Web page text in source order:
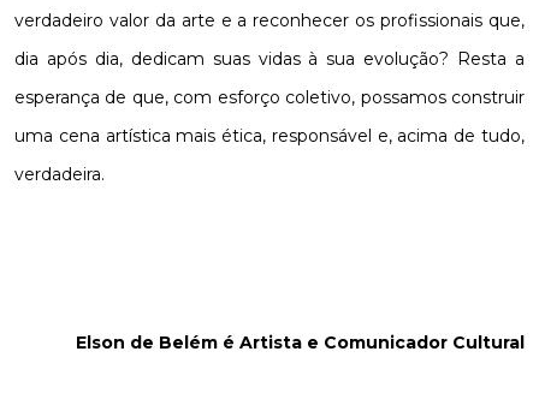
verdadeiro valor da arte e a reconhecer os profissionais que,
dia após dia, dedicam suas vidas à sua evolução? Resta a
esperança de que, com esforço coletivo, possamos construir
uma cena artística mais ética, responsável e, acima de tudo,
verdadeira.
Elson de Belém é Artista e Comunicador Cultural